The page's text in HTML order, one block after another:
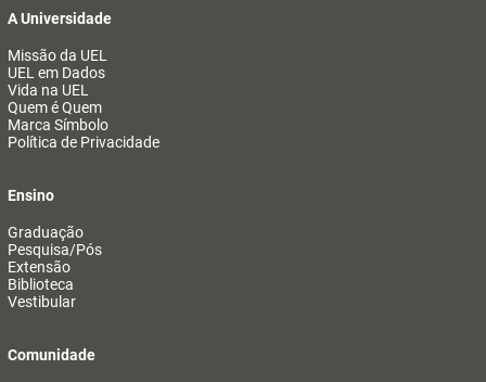
A Universidade
Missão da UEL
UEL em Dados
Vida na UEL
Quem é Quem
Marca Símbolo
Política de Privacidade
Ensino
Graduação
Pesquisa/Pós
Extensão
Biblioteca
Vestibular
Comunidade